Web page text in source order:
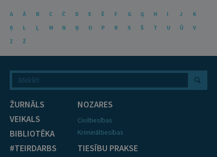
A Ā B C Č D E Ē F G Ģ H I J
K
Ķ
L Ļ M N Ņ O P R S Š T U Ū
V
Z
Ž
ŽURNĀLS
VEIKALS
BIBLIOTĒKA
#TEIRDARBS
NOZARES
Civiltiesības
Krimināltiesības
TIESĪBU PRAKSE